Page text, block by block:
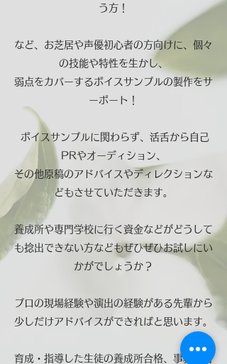
う方！
など、お芝居や声優初心者の方向けに、個々
の技能や特性を生かし、
弱点をカバーするボイスサンプルの製作をサ
ーポート！
ボイスサンプルに関わらず、活舌から自己
PRやオーディション、
その他原稿のアドバイスやディレクションな
どもさせていただきます。
養成所や専門学校に行く資金などがどうして
も捻出できない方などもぜひぜひお試しにい
かがでしょうか？
プロの現場経験や演出の経験がある先輩から
少しだけアドバイスができればと思います。
育成・指導した生徒の養成所合格、事務所合